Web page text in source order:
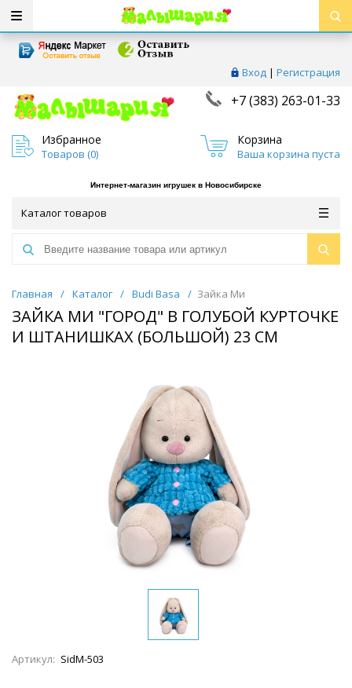
Вход | Регистрация
+7 (383) 263-01-33
Избранное
Товаров (0)
Корзина
Ваша корзина пуста
Интернет-магазин игрушек в Новосибирске
Каталог товаров
Главная / Каталог / Budi Basa / Зайка Ми
ЗАЙКА МИ "ГОРОД" В ГОЛУБОЙ КУРТОЧКЕ
И ШТАНИШКАХ (БОЛЬШОЙ) 23 СМ
Артикул: SidM-503